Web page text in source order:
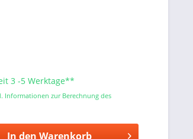
3 -5 Werktage**
Informationen zur Berechnung des
In den Warenkorb